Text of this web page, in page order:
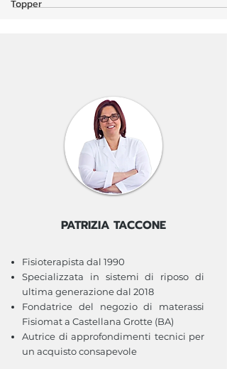
Topper
PATRIZIA TACCONE
Fisioterapista dal 1990
Specializzata in sistemi di riposo di
ultima generazione dal 2018
Fondatrice del negozio di materassi
Fisiomat a Castellana Grotte (BA)
Autrice di approfondimenti tecnici per
un acquisto consapevole